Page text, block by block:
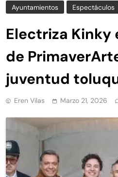
Ayuntamientos Espectáculos
Electriza Kinky
de
juventud
Eren Vilas Marzo 21, 2026